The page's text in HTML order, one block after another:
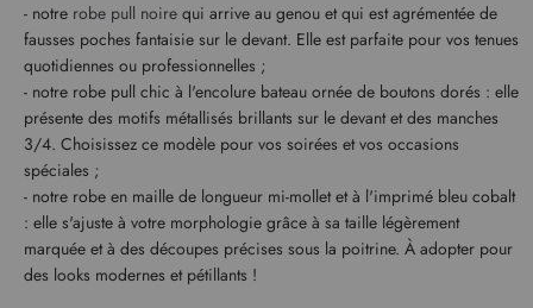
- notre robe pull noire qui arrive au genou et qui est agrémentée de
fausses poches fantaisie sur le devant. Elle est parfaite pour vos tenues
quotidiennes ou professionnelles ;
- notre robe pull chic à l'encolure bateau ornée de boutons dorés : elle
présente des motifs métallisés brillants sur le devant et des manches
3/4. Choisissez ce modèle pour vos soirées et vos occasions
spéciales ;
- notre robe en maille de longueur mi-mollet et à l'imprimé bleu cobalt
: elle s'ajuste à votre morphologie grâce à sa taille légèrement
marquée et à des découpes précises sous la poitrine. À adopter pour
des looks modernes et pétillants !